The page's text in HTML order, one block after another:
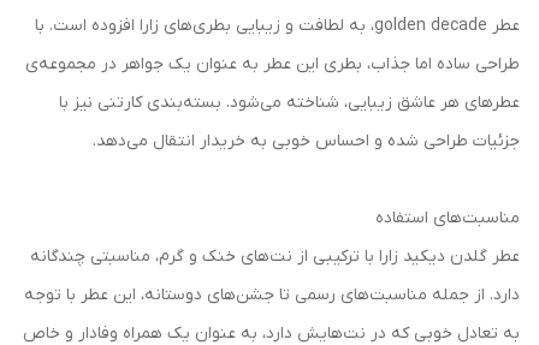
عطر golden decade، به لطافت و زیبایی بطری‌های زارا افزوده است. با
طراحی ساده اما جذاب، بطری این عطر به عنوان یک جواهر در مجموعه‌ی
عطرهای هر عاشق زیبایی، شناخته می‌شود. بسته‌بندی کارتنی نیز با
جزئیات طراحی شده و احساس خوبی به خریدار انتقال می‌دهد.
مناسبت‌های استفاده
عطر گلدن دیکید زارا با ترکیبی از نت‌های خنک و گرم، مناسبتی چندگانه
دارد. از جمله مناسبت‌های رسمی تا جشن‌های دوستانه، این عطر با توجه
به تعادل خوبی که در نت‌هایش دارد، به عنوان یک همراه وفادار و خاص